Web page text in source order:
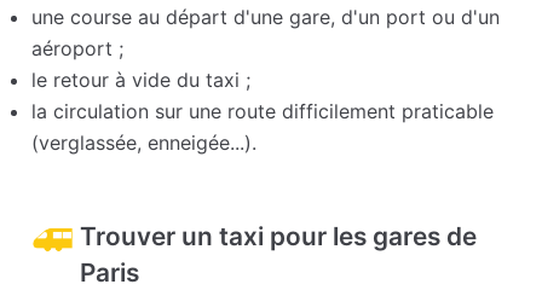
une course au départ d'une gare, d'un port ou d'un
aéroport ;
le retour à vide du taxi ;
la circulation sur une route difficilement praticable
(verglassée, enneigée...).
Trouver un taxi pour les gares de
Paris